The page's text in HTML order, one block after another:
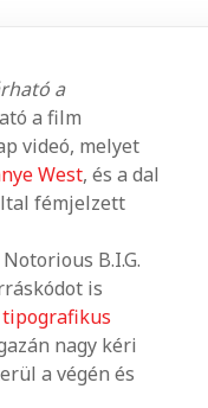
a
a film
videó, melyet
West, és a dal
fémjelzett
B.I.G.
is
tipografikus
nagy kéri
a végén és